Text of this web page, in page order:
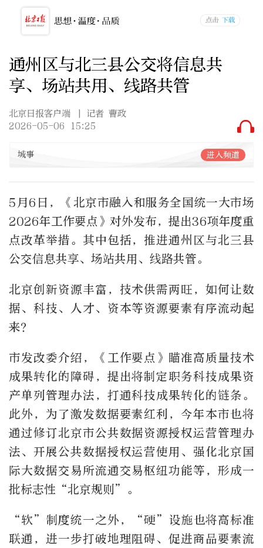
通州区与北三县公交将信息共
享、场站共用、线路共管
北京日报客户端
| 记者 曹政
2026-05-06 15:25
城事 进入频道
5月6日，《北京市融入和服务全国统一大市场
2026年工作要点》对外发布，提出36项年度重
点改革举措。其中包括，推进通州区与北三县
公交信息共享、场站共用、线路共管。
北京创新资源丰富，技术供需两旺，如何让数
据、科技、人才、资本等资源要素有序流动起
来？
市发改委介绍，《工作要点》瞄准高质量技术
成果转化的障碍，提出将制定职务科技成果资
产单列管理办法，打通科技成果转化的链条。
此外，为了激发数据要素红利，今年本市也将
通过修订北京市公共数据资源授权运营管理办
法、开展公共数据授权运营使用、强化北京国
际大数据交易所流通交易枢纽功能等，形成一
批标志性“北京规则”。
“软”制度统一之外，“硬”设施也将高标准
联通，进一步打破地理阻碍、促进商品要素流